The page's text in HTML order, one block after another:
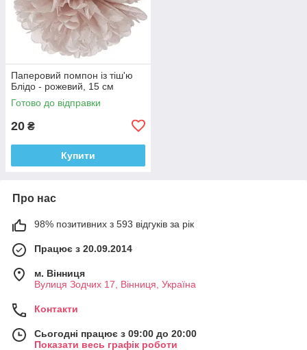
Паперовий помпон із тіш'ю
Блідо - рожевий, 15 см
Готово до відправки
20 ₴
Купити
Про нас
98% позитивних з 593 відгуків за рік
Працює з 20.09.2014
м. Вінниця
Вулиця Зодчих 17, Вінниця, Україна
Контакти
Сьогодні працює з 09:00 до 20:00
Показати весь графік роботи